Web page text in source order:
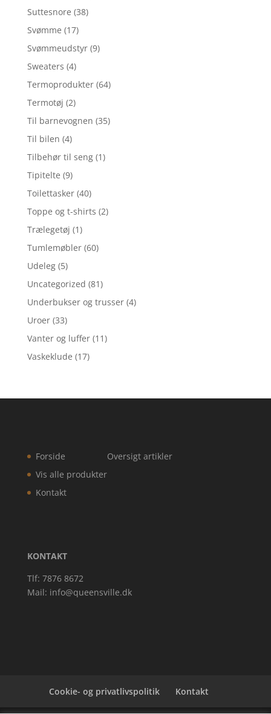
Suttesnore (38)
Svømme (17)
Svømmeudstyr (9)
Sweaters (4)
Termoprodukter (64)
Termotøj (2)
Til barnevognen (35)
Til bilen (4)
Tilbehør til seng (1)
Tipitelte (9)
Toilettasker (40)
Toppe og t-shirts (2)
Trælegetøj (1)
Tumlemøbler (60)
Udeleg (5)
Uncategorized (81)
Underbukser og trusser (4)
Uroer (33)
Vanter og luffer (11)
Vaskeklude (17)
Forside
Vis alle produkter
Kontakt
Oversigt artikler
KONTAKT
Tlf: 7876 8672
Mail: info@queensville.dk
Cookie- og privatlivspolitik Kontakt